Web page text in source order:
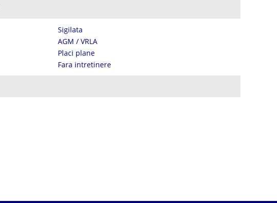
Sigilata
AGM / VRLA
Placi plane
Fara intretinere